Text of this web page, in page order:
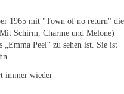
1965 mit "Town of no return" die
Schirm, Charme und Melone)
Peel“ zu sehen ist. Sie ist